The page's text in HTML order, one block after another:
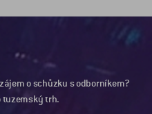
o schůzku s odborníkem?
tuzemský trh.